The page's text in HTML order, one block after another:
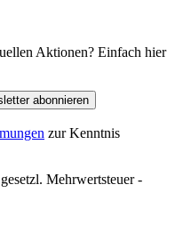
Aktionen? Einfach hier
abonnieren
zur Kenntnis
Mehrwertsteuer -